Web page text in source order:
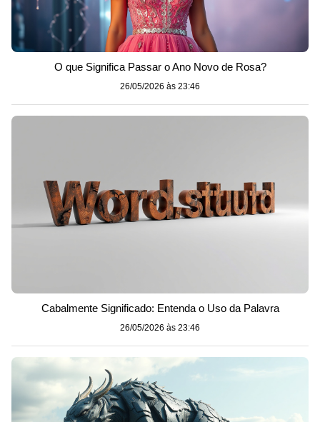
O que Significa Passar o Ano Novo de Rosa?
26/05/2026 às 23:46
Cabalmente Significado: Entenda o Uso da Palavra
26/05/2026 às 23:46